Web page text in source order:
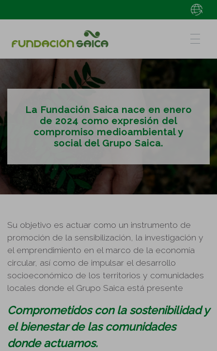
La Fundación Saica nace en enero
de 2024 como expresión del
compromiso medioambiental y
social del Grupo Saica.
Su objetivo es actuar como un instrumento de
promoción de la sensibilización, la investigación y
el emprendimiento en el marco de la economía
circular, así como de impulsar el desarrollo
socioeconómico de los territorios y comunidades
locales donde el Grupo Saica está presente
Comprometidos con la sostenibilidad y
el bienestar de las comunidades
donde actuamos.